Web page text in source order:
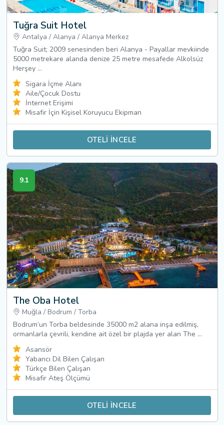
Tuğra Suit Hotel
Antalya / Alanya / Alanya Merkez
Tuğra Suit; 2009 senesinden beri Alanya - Payallar mevkiinde
5000 metrekare alanda denize 25 metre mesafede Alkolsüz
Herşey ...
Sigara İçme Alanı
Aile/Çocuk Dostu
İnternet Erişimi
Misafir İçin Kişisel Koruyucu Ekipman
OTELİ İNCELE
9.1
The Oba Hotel
Muğla / Bodrum / Torba
Bodrum’un Torba beldesinde 35000 m2 alana inşa edilmiş,
ormanlarla çevrili, kendine ait özel bir plajda yer alan The ...
Asansör
Yabancı Dil Bilen Çalışan
Türkçe Bilen Çalışan
Misafir Ateş Ölçümü
OTELİ İNCELE